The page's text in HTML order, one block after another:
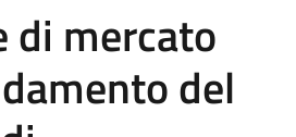
di mercato
del